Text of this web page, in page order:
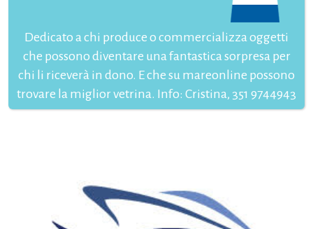
Dedicato a chi produce o commercializza oggetti
che possono diventare una fantastica sorpresa per
chi li riceverà in dono. E che su mareonline possono
trovare la miglior vetrina. Info: Cristina, 351 9744943